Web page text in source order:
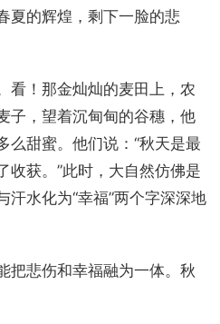
夏的辉煌，剩下一脸的悲
看！那金灿灿的麦田上，农
子，望着沉甸甸的谷穗，他
么甜蜜。他们说：“秋天是最
收获。”此时，大自然仿佛是
汗水化为“幸福”两个字深深地
把悲伤和幸福融为一体。秋